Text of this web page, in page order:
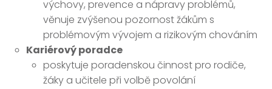
výchovy, prevence a nápravy problémů,
věnuje zvýšenou pozornost žákům s
problémovým vývojem a rizikovým chováním
Kariérový poradce
poskytuje poradenskou činnost pro rodiče,
žáky a učitele při volbě povolání